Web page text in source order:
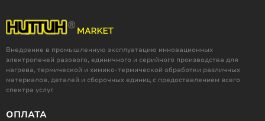
Внедрение в промышленную эксплуатацию инновационных
электропечей разового, единичного и серийного производства для
нагрева, термической и химико-термической обработки различных
материалов, деталей и сборочных единиц с предоставлением всего
спектра услуг.
ОПЛАТА